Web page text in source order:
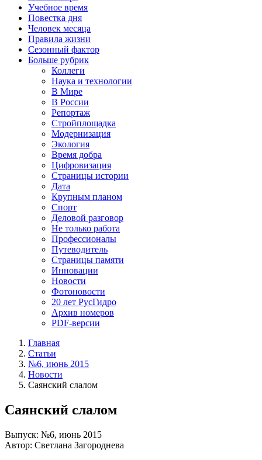
Учебное время
Повестка дня
Человек месяца
Правила жизни
Сезонный фактор
Больше рубрик
Коллеги
Наука и технологии
В Мире
В России
Репортаж
Стройплощадка
Модернизация
Экология
Время добра
Цифровизация
Страницы истории
Дата
Крупным планом
Спорт
Деловой разговор
Не только работа
Профессионалы
Путеводитель
Страницы памяти
Инновации
Новости
Фотоновости
20 лет РусГидро
Архив номеров
PDF-версии
Главная
Статьи
№6, июнь 2015
Новости
Саянский слалом
Саянский слалом
Выпуск: №6, июнь 2015
Автор: Светлана Загороднева